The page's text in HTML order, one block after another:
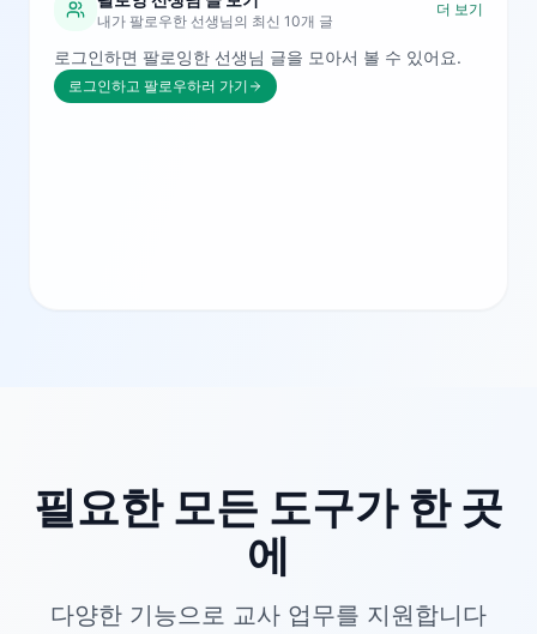
내가 팔로우한 선생님의 최신 10개 글
더 보기
로그인하면 팔로잉한 선생님 글을 모아서 볼 수 있어요.
로그인하고 팔로우하러 가기
필요한 모든 도구가 한 곳
에
다양한 기능으로 교사 업무를 지원합니다